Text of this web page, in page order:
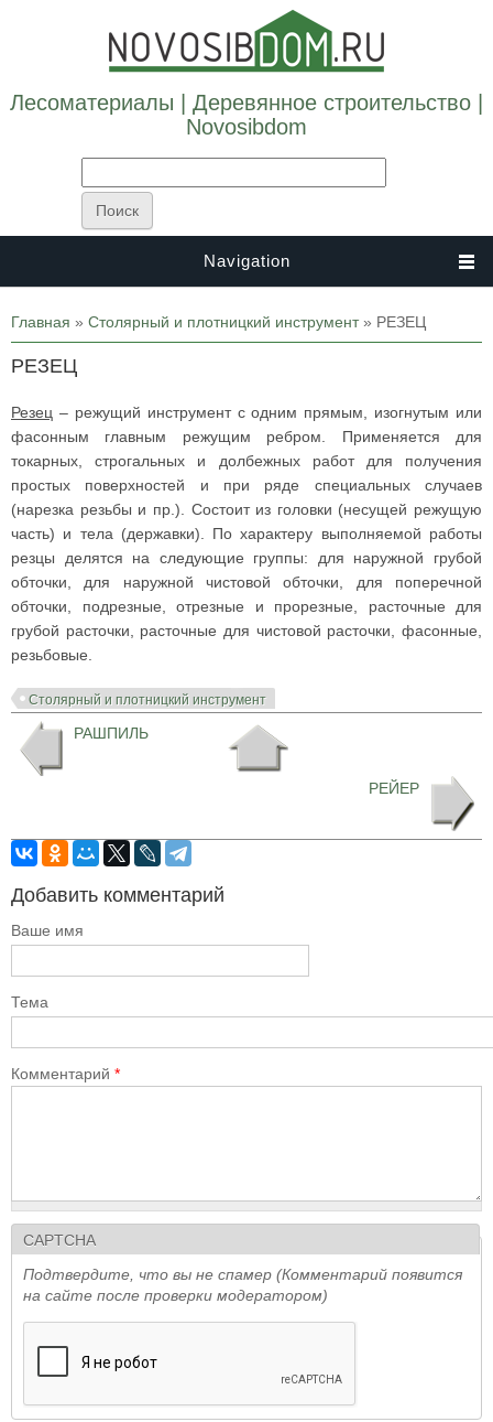
Лесоматериалы | Деревянное строительство |
Novosibdom
Navigation
Вы здесь
Главная » Столярный и плотницкий инструмент» РЕЗЕЦ
РЕЗЕЦ
Резец –режущий инструмент с одним прямым, изогнутым или
фасонным главным режущим ребром. Применяется для
токарных, строгальных и долбежных работ для получения
простых поверхностей и при ряде специальных случаев
(нарезка резьбы и пр.). Состоит из головки (несущей режущую
часть) и тела (державки). По характеру выполняемой работы
резцы делятся на следующие группы: для наружной грубой
обточки, для наружной чистовой обточки, для поперечной
обточки, подрезные, отрезные и прорезные, расточные для
грубой расточки, расточные для чистовой расточки, фасонные,
резьбовые.
Столярный и плотницкий инструмент
РАШПИЛЬ
РЕЙЕР
Добавить комментарий
Ваше имя
Тема
Комментарий *
CAPTCHA
Подтвердите, что вы не спамер (Комментарий появится
на сайте после проверки модератором)